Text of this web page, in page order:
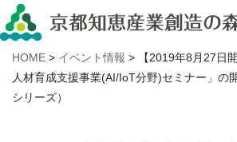
HOME > イベント情報 >
【2019年8月27日
人材育成支援事業(AI/IoT分野)セミナー」の
シリーズ）